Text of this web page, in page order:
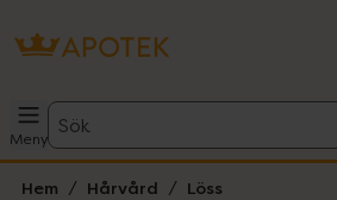
Meny
Sök
Hem Hårvård Löss